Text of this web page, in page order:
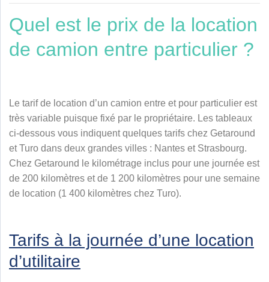
Quel est le prix de la location
de camion entre particulier ?
Le tarif de location d’un camion entre et pour particulier est
très variable puisque fixé par le propriétaire. Les tableaux
ci-dessous vous indiquent quelques tarifs chez Getaround
et Turo dans deux grandes villes : Nantes et Strasbourg.
Chez Getaround le kilométrage inclus pour une journée est
de 200 kilomètres et de 1 200 kilomètres pour une semaine
de location (1 400 kilomètres chez Turo).
Tarifs à la journée d’une location
d’utilitaire